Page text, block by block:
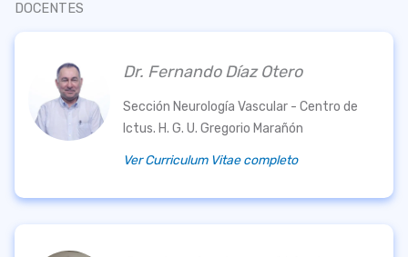
DOCENTES
Dr. Fernando Díaz Otero
Sección Neurología Vascular - Centro de
Ictus. H. G. U. Gregorio Marañón
Ver Curriculum Vitae completo